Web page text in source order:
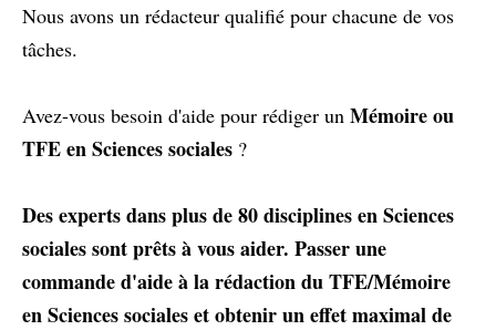
Nous avons un rédacteur qualifié pour chacune de vos
tâches.
Avez-vous besoin d'aide pour rédiger un Mémoire ou
TFE en Sciences sociales ?
Des experts dans plus de 80 disciplines en Sciences
sociales sont prêts à vous aider. Passer une
commande d'aide à la rédaction du TFE/Mémoire
en Sciences sociales et obtenir un effet maximal de